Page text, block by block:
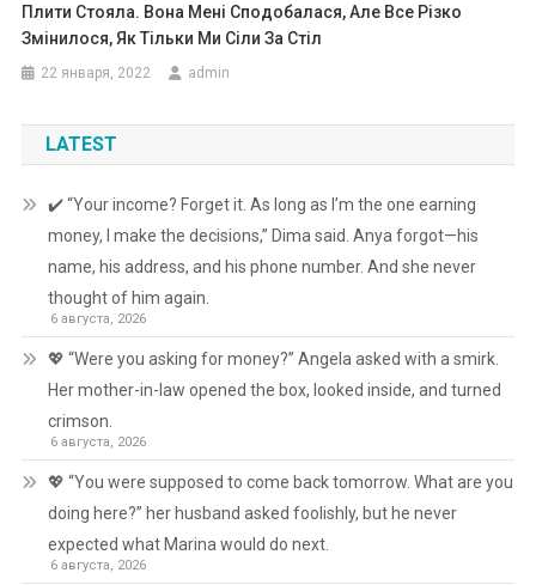
Плити Стояла. Вона Мені Сподобалася, Але Все Різко
Змінилося, Як Тільки Ми Сіли За Стіл
22 января, 2022 admin
LATEST
✔️ “Your income? Forget it. As long as I’m the one earning
money, I make the decisions,” Dima said. Anya forgot—his
name, his address, and his phone number. And she never
thought of him again.
6 августа, 2026
💖 “Were you asking for money?” Angela asked with a smirk.
Her mother-in-law opened the box, looked inside, and turned
crimson.
6 августа, 2026
💖 “You were supposed to come back tomorrow. What are you
doing here?” her husband asked foolishly, but he never
expected what Marina would do next.
6 августа, 2026